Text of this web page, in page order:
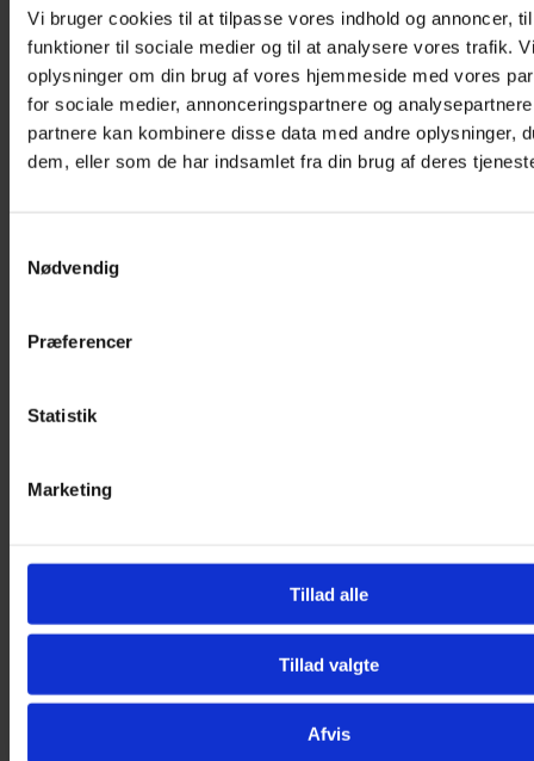
Vi bruger cookies til at tilpasse vores indhold og annoncer,
funktioner til sociale medier og til at analysere vores trafik.
oplysninger om din brug af vores hjemmeside med vores
for sociale medier, annonceringspartnere og
partnere kan kombinere disse data med andre oplysninger,
dem, eller som de har indsamlet fra din brug af deres
Nødvendig
Præferencer
Statistik
Marketing
Tillad alle
Tillad valgte
Afvis
25,00kr.